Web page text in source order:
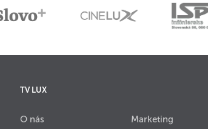
TV LUX
O nás Marketing